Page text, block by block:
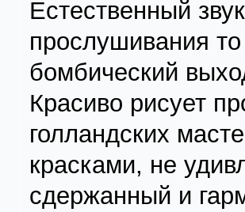
Естественный
прослушивания
бомбический
Красиво рисует
голландских
красками, не
сдержанный и